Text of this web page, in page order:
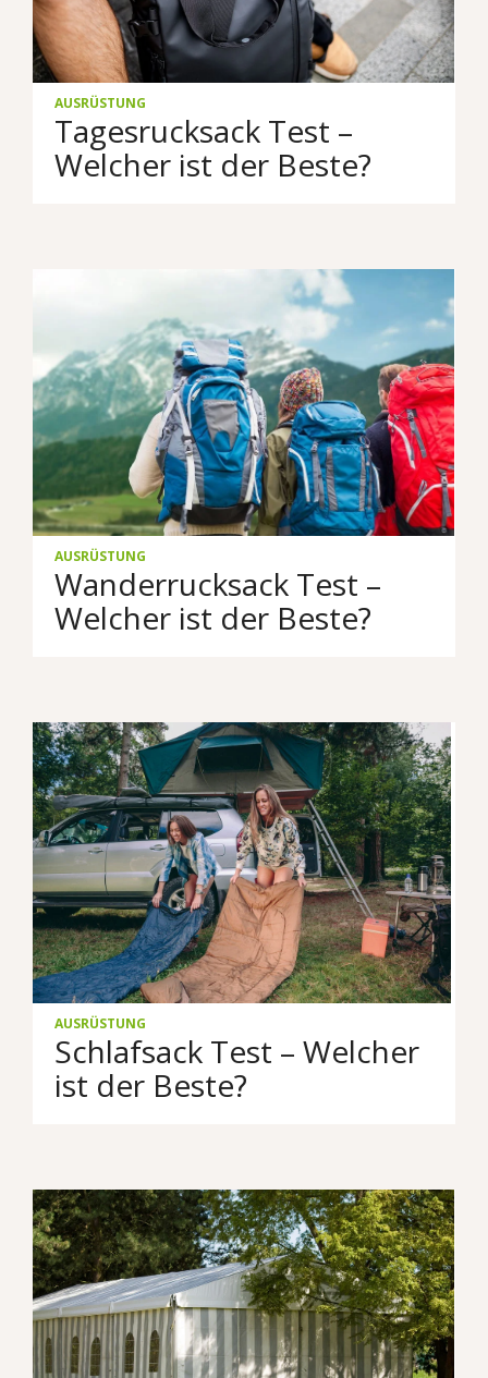
AUSRÜSTUNG
Tagesrucksack Test –
Welcher ist der Beste?
AUSRÜSTUNG
Wanderrucksack Test –
Welcher ist der Beste?
AUSRÜSTUNG
Schlafsack Test – Welcher
ist der Beste?